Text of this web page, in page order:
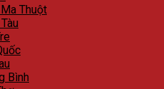
Thuột
Bình